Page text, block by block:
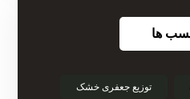
ها
توزیع جعفری خشک